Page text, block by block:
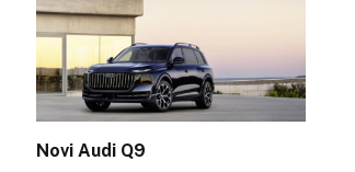
Novi Audi Q9